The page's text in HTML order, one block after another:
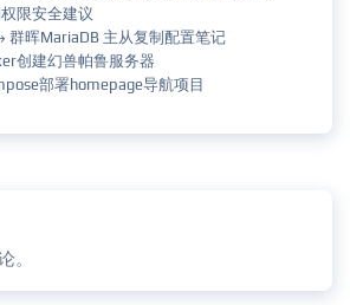
限安全建议
群晖MariaDB 主从复制配置笔记
创建幻兽帕鲁服务器
部署homepage导航项目
。